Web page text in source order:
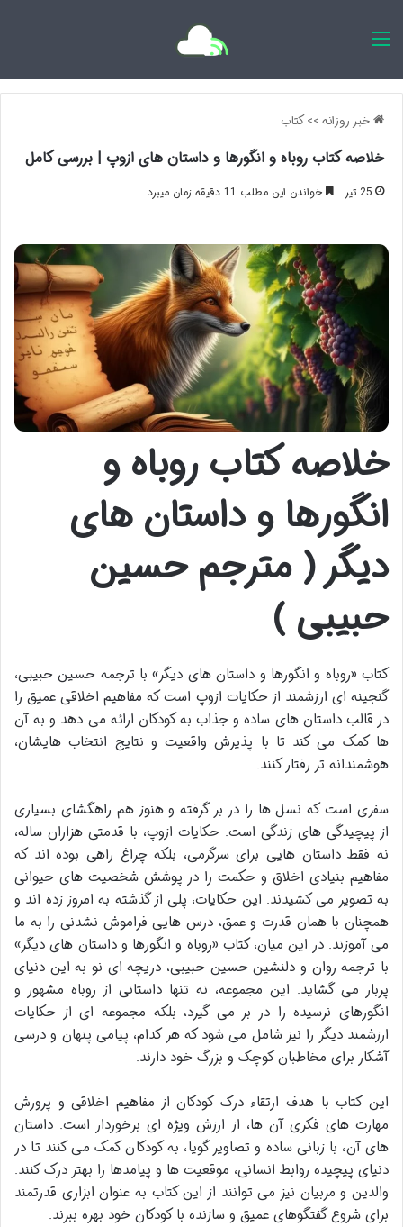
خبر روزانه>>کتاب
خلاصه کتاب روباه و انگورها و داستان های ازوپ | بررسی کامل
25 تیر خواندن این مطلب 11 دقیقه زمان میبرد
خلاصه کتاب روباه و
انگورها و داستان های
دیگر ( مترجم حسین
حبیبی )
کتاب «روباه و انگورها و داستان های دیگر» با ترجمه حسین حبیبی،
گنجینه ای ارزشمند از حکایات ازوپ است که مفاهیم اخلاقی عمیق را
در قالب داستان های ساده و جذاب به کودکان ارائه می دهد و به آن
ها کمک می کند تا با پذیرش واقعیت و نتایج انتخاب هایشان،
هوشمندانه تر رفتار کنند.
سفری است که نسل ها را در بر گرفته و هنوز هم راهگشای بسیاری
از پیچیدگی های زندگی است. حکایات ازوپ، با قدمتی هزاران ساله،
نه فقط داستان هایی برای سرگرمی، بلکه چراغ راهی بوده اند که
مفاهیم بنیادی اخلاق و حکمت را در پوشش شخصیت های حیوانی
به تصویر می کشیدند. این حکایات، پلی از گذشته به امروز زده اند و
همچنان با همان قدرت و عمق، درس هایی فراموش نشدنی را به ما
می آموزند. در این میان، کتاب «روباه و انگورها و داستان های دیگر»
با ترجمه روان و دلنشین حسین حبیبی، دریچه ای نو به این دنیای
پربار می گشاید. این مجموعه، نه تنها داستانی از روباه مشهور و
انگورهای نرسیده را در بر می گیرد، بلکه مجموعه ای از حکایات
ارزشمند دیگر را نیز شامل می شود که هر کدام، پیامی پنهان و درسی
آشکار برای مخاطبان کوچک و بزرگ خود دارند.
این کتاب با هدف ارتقاء درک کودکان از مفاهیم اخلاقی و پرورش
مهارت های فکری آن ها، از ارزش ویژه ای برخوردار است. داستان
های آن، با زبانی ساده و تصاویر گویا، به کودکان کمک می کنند تا در
دنیای پیچیده روابط انسانی، موقعیت ها و پیامدها را بهتر درک کنند.
والدین و مربیان نیز می توانند از این کتاب به عنوان ابزاری قدرتمند
برای شروع گفتگوهای عمیق و سازنده با کودکان خود بهره ببرند.